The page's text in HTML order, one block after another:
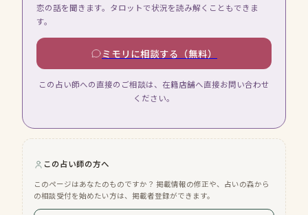
恋の話を聞きます。タロットで状況を読み解くこともできま
す。
ミモリに相談する（無料）
この占い師への直接のご相談は、在籍店舗へ直接お問い合わせ
ください。
この占い師の方へ
このページはあなたのものですか？ 掲載情報の修正や、占いの森から
の相談受付を始めたい方は、掲載者登録ができます。